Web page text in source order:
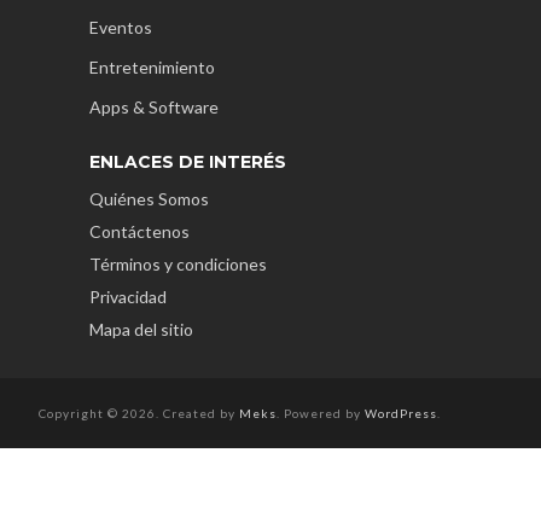
Eventos
Entretenimiento
Apps & Software
ENLACES DE INTERÉS
Quiénes Somos
Contáctenos
Términos y condiciones
Privacidad
Mapa del sitio
Copyright © 2026. Created by Meks . Powered by WordPress